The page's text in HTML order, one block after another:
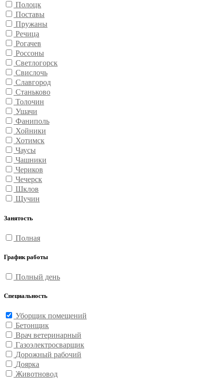
Полоцк
Поставы
Пружаны
Речица
Рогачев
Россоны
Светлогорск
Свислочь
Славгород
Станьково
Толочин
Ушачи
Фаниполь
Хойники
Хотимск
Чаусы
Чашники
Чериков
Чечерск
Шклов
Щучин
Занятость
Полная
График работы
Полный день
Специальность
Уборщик помещений
Бетонщик
Врач ветеринарный
Газоэлектросварщик
Дорожный рабочий
Доярка
Животновод